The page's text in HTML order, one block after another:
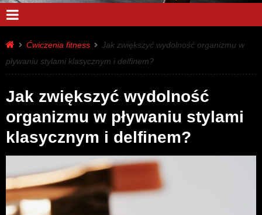
Ćwiczenia fitness
Jak zwiększyć wydolność organizmu w
pływaniu stylami klasycznym i delfinem?
Jak zwiększyć wydolność
organizmu w pływaniu stylami
klasycznym i delfinem?